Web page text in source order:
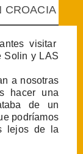
CROACIA
visitar
Solin y LAS
a nosotras
hacer una
de un
podríamos
lejos de la